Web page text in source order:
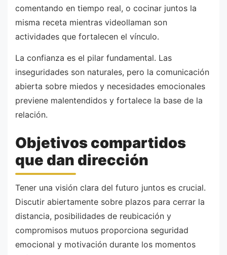
comentando en tiempo real, o cocinar juntos la
misma receta mientras videollaman son
actividades que fortalecen el vínculo.
La confianza es el pilar fundamental. Las
inseguridades son naturales, pero la comunicación
abierta sobre miedos y necesidades emocionales
previene malentendidos y fortalece la base de la
relación.
Objetivos compartidos
que dan dirección
Tener una visión clara del futuro juntos es crucial.
Discutir abiertamente sobre plazos para cerrar la
distancia, posibilidades de reubicación y
compromisos mutuos proporciona seguridad
emocional y motivación durante los momentos